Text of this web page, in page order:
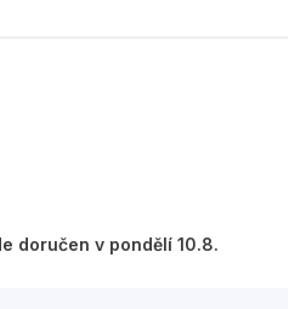
doručen v pondělí 10.8.